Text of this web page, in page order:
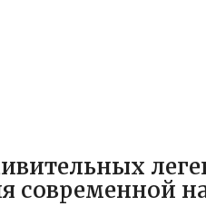
современной